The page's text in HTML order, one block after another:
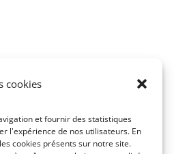
cookies
et fournir des statistiques
l'expérience de nos utilisateurs. En
cookies présents sur notre site.